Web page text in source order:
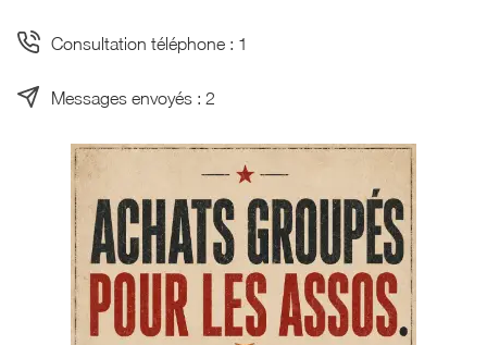
Consultation téléphone : 1
Messages envoyés : 2